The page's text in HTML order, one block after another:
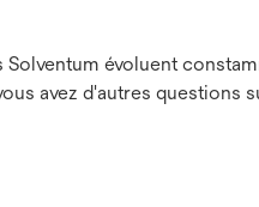
évoluent
avez d'autres questions